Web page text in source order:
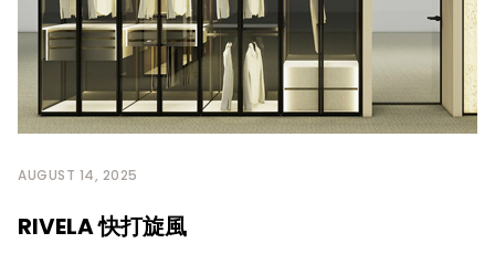
AUGUST 14, 2025
RIVELA 快打旋風